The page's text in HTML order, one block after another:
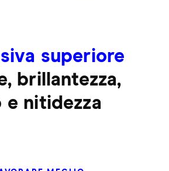
superiore
brillantezza,
nitidezza